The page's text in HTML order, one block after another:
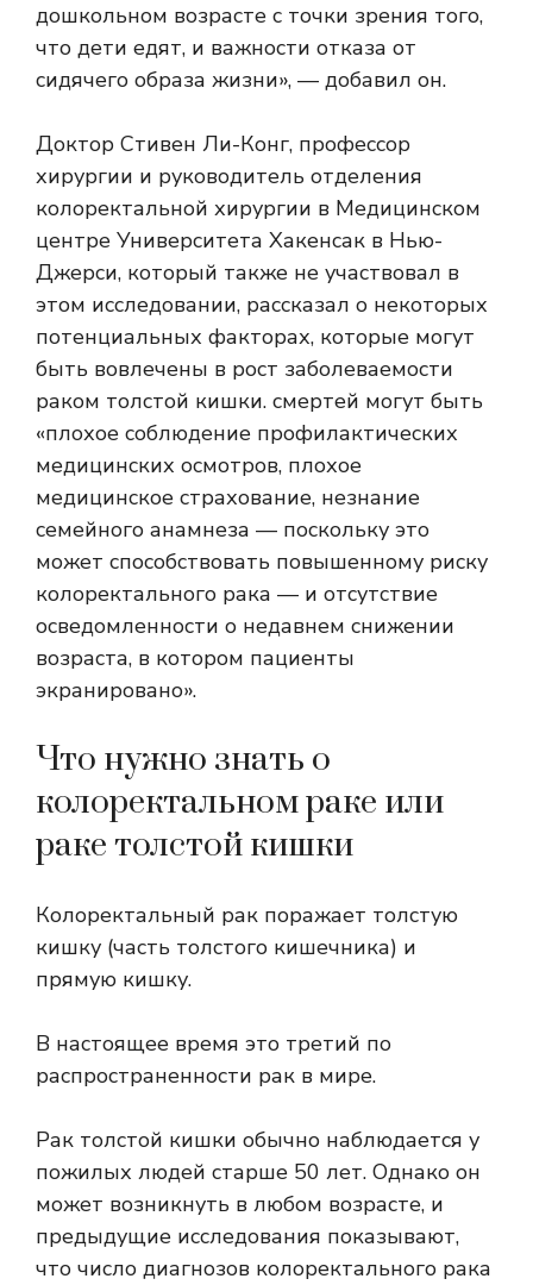
дошкольном возрасте с точки зрения того,
что дети едят, и важности отказа от
сидячего образа жизни», — добавил он.
Доктор Стивен Ли-Конг, профессор
хирургии и руководитель отделения
колоректальной хирургии в Медицинском
центре Университета Хакенсак в Нью-
Джерси, который также не участвовал в
этом исследовании, рассказал о некоторых
потенциальных факторах, которые могут
быть вовлечены в рост заболеваемости
раком толстой кишки. смертей могут быть
«плохое соблюдение профилактических
медицинских осмотров, плохое
медицинское страхование, незнание
семейного анамнеза — поскольку это
может способствовать повышенному риску
колоректального рака — и отсутствие
осведомленности о недавнем снижении
возраста, в котором пациенты
экранировано».
Что нужно знать о
колоректальном раке или
раке толстой кишки
Колоректальный рак поражает толстую
кишку (часть толстого кишечника) и
прямую кишку.
В настоящее время это третий по
распространенности рак в мире.
Рак толстой кишки обычно наблюдается у
пожилых людей старше 50 лет. Однако он
может возникнуть в любом возрасте, и
предыдущие исследования показывают,
что число диагнозов колоректального рака